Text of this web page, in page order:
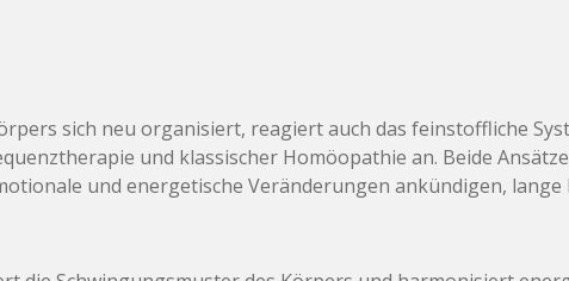
sich neu organisiert, reagiert auch das feinstoffliche
und klassischer Homöopathie an. Beide
und energetische Veränderungen ankündigen,